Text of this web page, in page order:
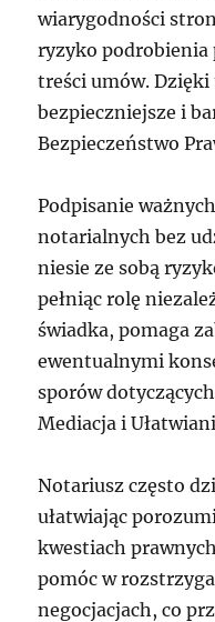
wiarygodności
ryzyko podrobienia
treści umów.
bezpieczniejsze i
Bezpieczeństwo
Podpisanie
notarialnych bez
niesie ze sobą
pełniąc rolę
świadka, pomaga
ewentualnymi
sporów
Mediacja i
Notariusz często
ułatwiając
kwestiach
pomóc w
negocjacjach, co